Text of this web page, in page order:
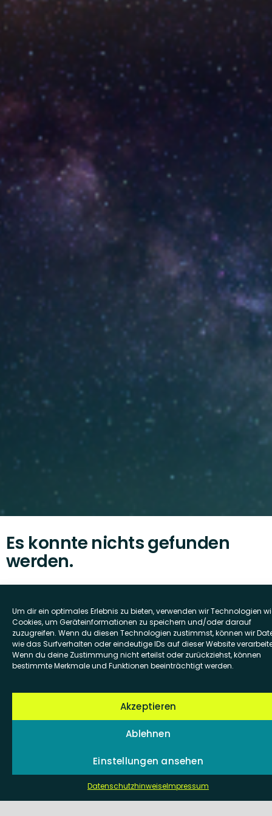
Um dir ein optimales Erlebnis zu bieten, verwenden wir Technologien
Cookies, um Geräteinformationen zu speichern und/oder darauf
zuzugreifen. Wenn du diesen Technologien zustimmst, können wir
wie das Surfverhalten oder eindeutige IDs auf dieser Website
Wenn du deine Zustimmung nicht erteilst oder zurückziehst, können
bestimmte Merkmale und Funktionen beeinträchtigt werden.
Akzeptieren
Ablehnen
Einstellungen ansehen
DatenschutzhinweiseImpressum
Es konnte nichts gefunden
werden.
konnten, wonach du gesucht hast.
Möglicherweise hilft die Suchfunktion.
Suche
Frankfurt — Stuttgart — Berlin